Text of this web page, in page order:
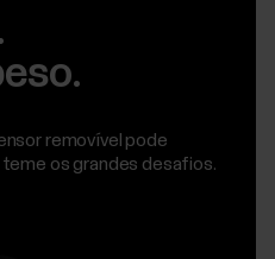
removível pode
os grandes desafios.